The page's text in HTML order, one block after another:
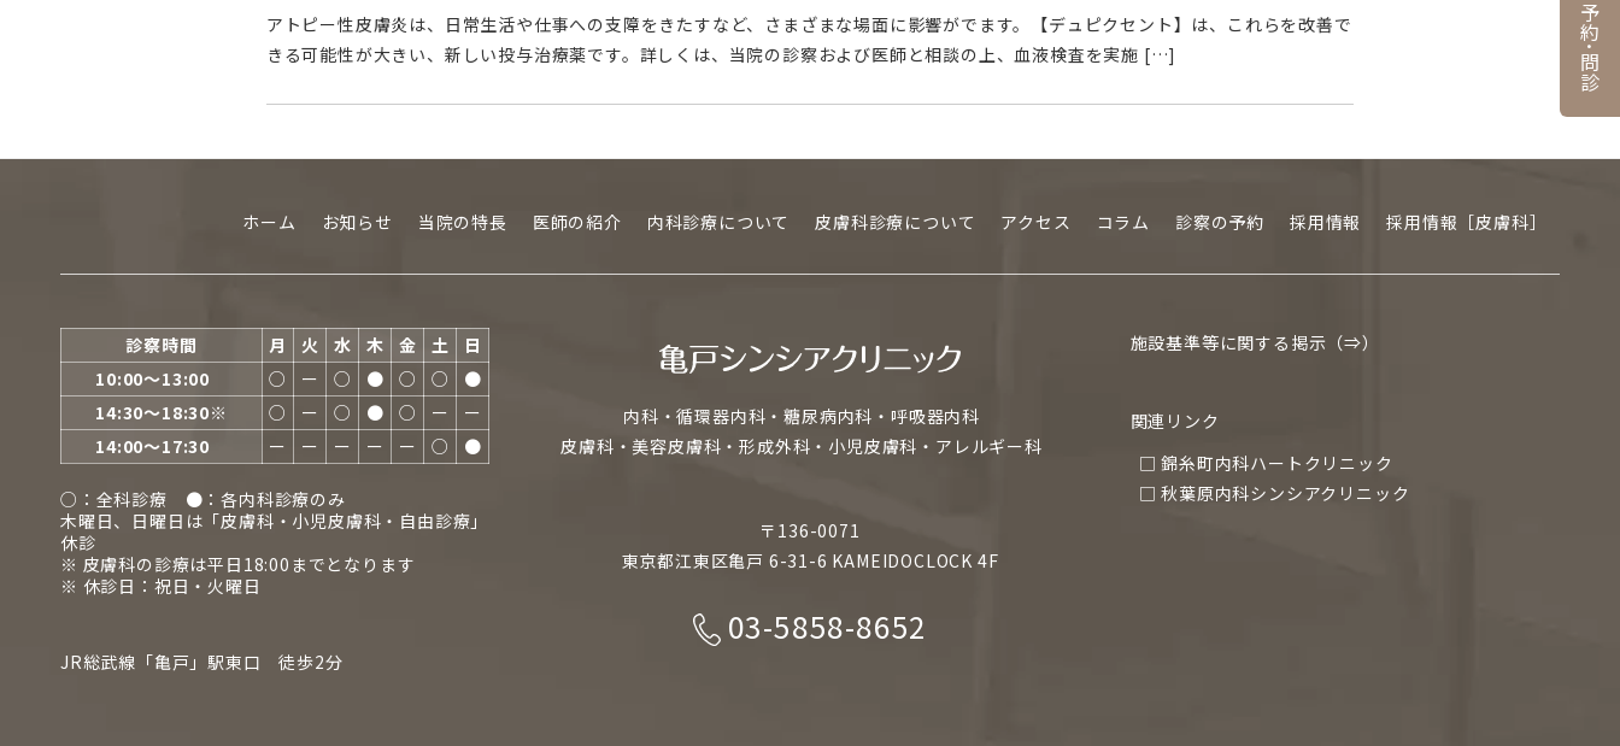
アトピー性皮膚炎は、日常生活や仕事への支障をきたすなど、さまざまな場面に影響がでます。【デュピクセント】は、これらを改善で
きる可能性が大きい、新しい投与治療薬です。詳しくは、当院の診察および医師と相談の上、血液検査を実施 […]
ホーム お知らせ 当院の特長 医師の紹介 内科診療について 皮膚科診療について アクセス コラム 診察の予約 採用情報 採用情報［皮膚科］
診察時間 月 火 水 木 金 土
日
10:00〜13:00
○ ー ○ ● ○ ○
●
14:30〜18:30※
○ ー ○ ● ○ ー
ー
14:00〜17:30
ー ー ー ー ー ○ ●
○：全科診療 ●：各内科診療のみ
木曜日、日曜日は「皮膚科・小児皮膚科・自由診療」
休診
※ 皮膚科の診療は平日18:00までとなります
※ 休診日：祝日・火曜日
JR総武線「亀戸」駅東口 徒歩2分
内科・循環器内科・糖尿病内科・呼吸器内科
皮膚科・美容皮膚科・形成外科・小児皮膚科・アレルギー科
〒136-0071
東京都江東区亀戸 6-31-6 KAMEIDOCLOCK 4F
03-5858-8652
施設基準等に関する掲示（⇒）
関連リンク
□ 錦糸町内科ハートクリニック
□ 秋葉原内科シンシアクリニック
予約･問診